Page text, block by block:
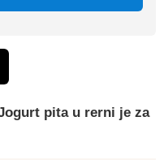
pita u rerni je za